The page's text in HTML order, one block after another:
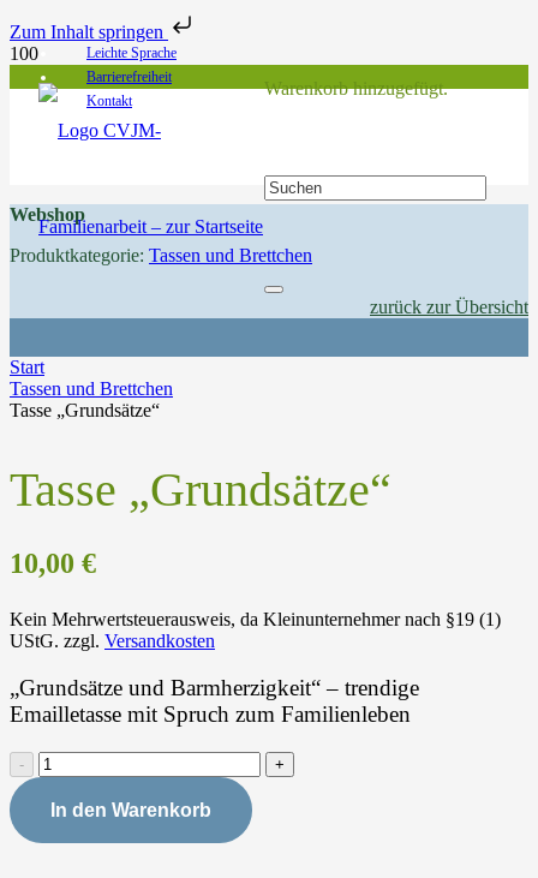
Zum Inhalt springen
Leichte Sprache
Barrierefreiheit
Kontakt
Warenkorb hinzugefügt.
Webshop
Produktkategorie: Tassen und Brettchen
zurück zur Übersicht
Start
Tassen und Brettchen
Tasse „Grundsätze“
Tasse „Grundsätze“
10,00 €
Kein Mehrwertsteuerausweis, da Kleinunternehmer nach §19 (1)
UStG. zzgl. Versandkosten
„Grundsätze und Barmherzigkeit“ – trendige
Emailletasse mit Spruch zum Familienleben
Tasse
"Grundsätze"
Menge
In den Warenkorb